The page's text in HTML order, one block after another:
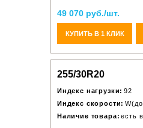
49 070 руб./шт.
КУПИТЬ В 1 КЛИК
255/30R20
Индекс нагрузки: 92
Индекс скорости:
Наличие товара: есть